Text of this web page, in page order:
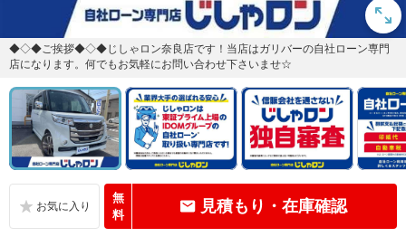
◆◇◆ご挨拶◆◇◆じしゃロン奈良店です！当店はガリバーの自社ローン専門
店になります。何でもお気軽にお問い合わせ下さいませ☆
無
料
見積もり・在庫確認